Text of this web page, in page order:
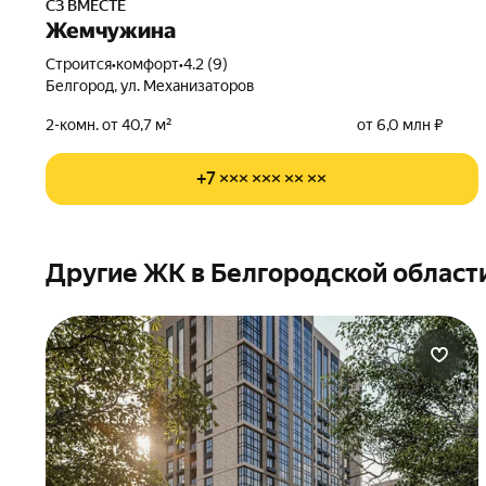
СЗ ВМЕСТЕ
Жемчужина
Строится•комфорт•4.2 (9)
Белгород, ул. Механизаторов
2-комн. от 40,7 м² от 6,0 млн ₽
+7 ××× ××× ×× ××
Другие ЖК в Белгородской